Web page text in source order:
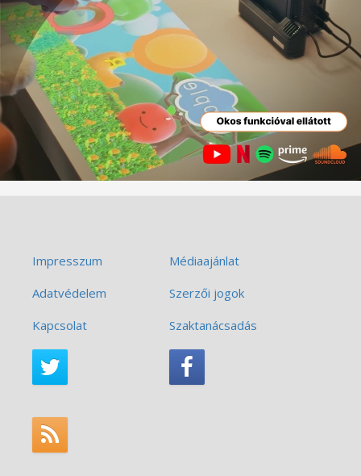
Impresszum
Médiaajánlat
Adatvédelem
Szerzői jogok
Kapcsolat
Szaktanácsadás